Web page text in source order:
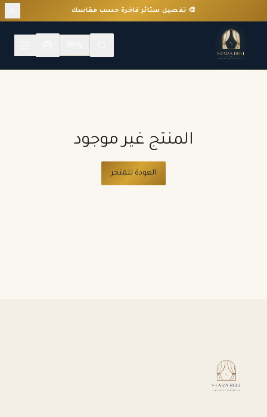
🎨 تفصيل ستائر فاخرة حسب مقاسك
المنتج غير موجود
العودة للمتجر